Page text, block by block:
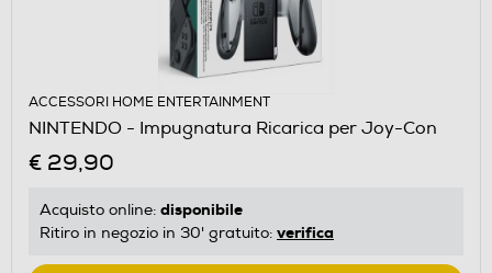
ACCESSORI HOME ENTERTAINMENT
NINTENDO - Impugnatura Ricarica per Joy-Con
€ 29,90
Acquisto online: disponibile
Ritiro in negozio in 30' gratuito: verifica